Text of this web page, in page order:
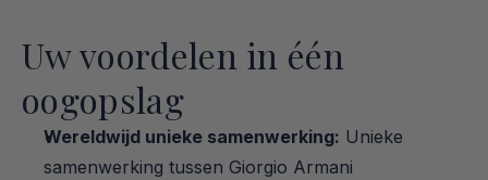
Uw voordelen in één
oogopslag
Wereldwijd unieke samenwerking: Unieke
samenwerking tussen Giorgio Armani